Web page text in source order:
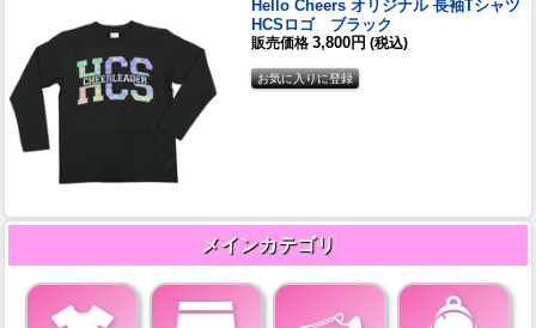
Hello Cheers オリジナル 長袖Tシャツ
HCSロゴ ブラック
販売価格 3,800円 (税込)
メインカテゴリ